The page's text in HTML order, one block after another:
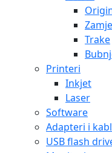
Trake
Printeri
Inkjet
Laser
Software
Adapteri i
USB flash